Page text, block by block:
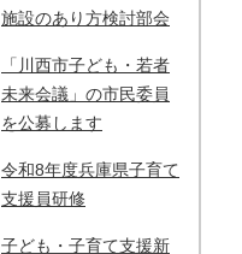
施設のあり方検討部会
「川西市子ども・若者
未来会議」の市民委員
を公募します
令和8年度兵庫県子育て
支援員研修
子ども・子育て支援新